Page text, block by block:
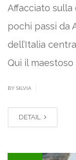
Affacciato
pochi passi da
dell’Italia
Qui il
BY SILVIA
DETAIL